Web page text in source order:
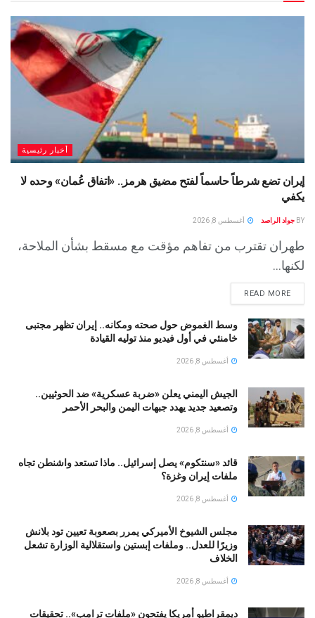
أخبار رئيسية
إيران تضع شرطاً حاسماً لفتح مضيق هرمز.. «اتفاق عُمان» وحده لا
يكفي
BY جواد الراصد أغسطس 8, 2026
طهران تقترب من تفاهم مؤقت مع مسقط بشأن الملاحة،
لكنها...
READ MORE
وسط الغموض حول صحته ومكانه.. إيران تظهر مجتبى
خامنئي في أول فيديو منذ توليه القيادة
أغسطس 8, 2026
الجيش اليمني يعلن «ضربة عسكرية» ضد الحوثيين..
وتصعيد جديد يهدد جبهات اليمن والبحر الأحمر
أغسطس 8, 2026
قائد «سنتكوم» يصل إسرائيل.. ماذا تستعد واشنطن تجاه
ملفات إيران وغزة؟
أغسطس 8, 2026
مجلس الشيوخ الأميركي يمرر بصعوبة تعيين تود بلانش
وزيرًا للعدل.. وملفات إبستين واستقلالية الوزارة تشعل
الخلاف
أغسطس 8, 2026
ديمقراطيو أمريكا يفتحون «ملفات ترامب».. تحقيقات